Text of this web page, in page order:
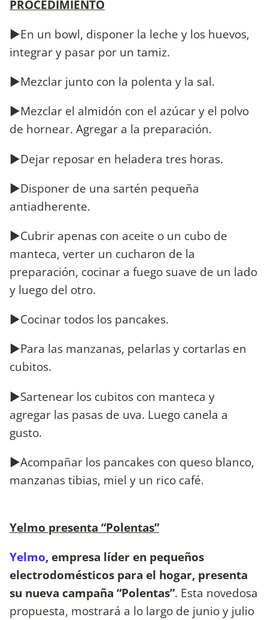
PROCEDIMIENTO
►En un bowl, disponer la leche y los huevos,
integrar y pasar por un tamiz.
►Mezclar junto con la polenta y la sal.
►Mezclar el almidón con el azúcar y el polvo
de hornear. Agregar a la preparación.
►Dejar reposar en heladera tres horas.
►Disponer de una sartén pequeña
antiadherente.
►Cubrir apenas con aceite o un cubo de
manteca, verter un cucharon de la
preparación, cocinar a fuego suave de un lado
y luego del otro.
►Cocinar todos los pancakes.
►Para las manzanas, pelarlas y cortarlas en
cubitos.
►Sartenear los cubitos con manteca y
agregar las pasas de uva. Luego canela a
gusto.
►Acompañar los pancakes con queso blanco,
manzanas tibias, miel y un rico café.
Yelmo presenta “Polentas”
Yelmo, empresa líder en pequeños
electrodomésticos para el hogar, presenta
su nueva campaña “Polentas”. Esta novedosa
propuesta, mostrará a lo largo de junio y julio